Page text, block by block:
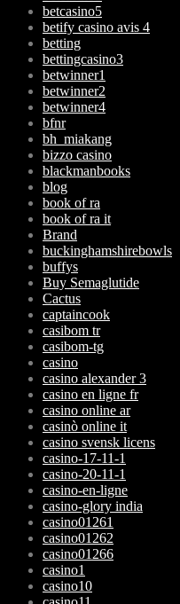
betcasino5
betify casino avis 4
betting
bettingcasino3
betwinner1
betwinner2
betwinner4
bfnr
bh_miakang
bizzo casino
blackmanbooks
blog
book of ra
book of ra it
Brand
buckinghamshirebowls
buffys
Buy Semaglutide
Cactus
captaincook
casibom tr
casibom-tg
casino
casino alexander 3
casino en ligne fr
casino online ar
casinò online it
casino svensk licens
casino-17-11-1
casino-20-11-1
casino-en-ligne
casino-glory india
casino01261
casino01262
casino01266
casino1
casino10